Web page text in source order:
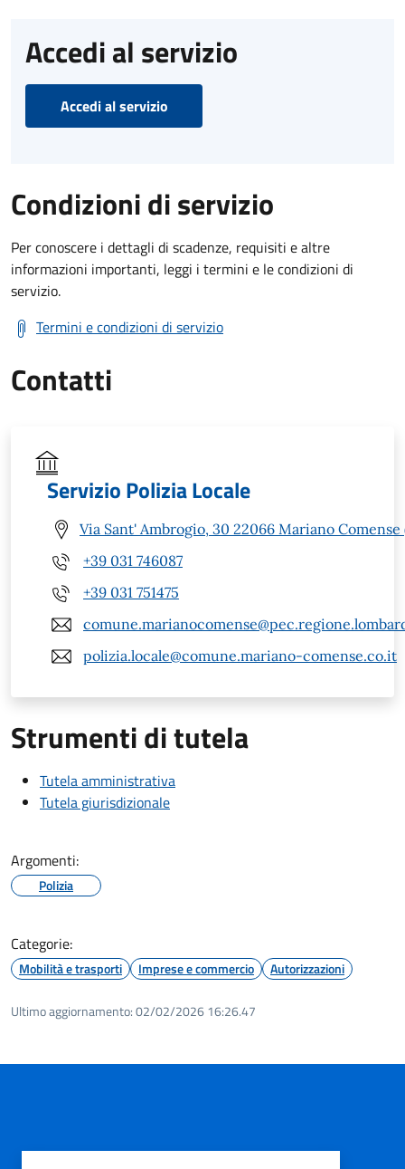
Accedi al servizio
Accedi al servizio
Condizioni di servizio
Per conoscere i dettagli di scadenze, requisiti e altre
informazioni importanti, leggi i termini e le condizioni di
servizio.
Termini e condizioni di servizio
Contatti
Servizio Polizia Locale
Via Sant' Ambrogio, 30 22066 Mariano Comense
+39 031 746087
+39 031 751475
polizia.locale@comune.mariano-comense.co.it
Strumenti di tutela
Tutela amministrativa
Tutela giurisdizionale
Argomenti:
Polizia
Categorie:
Mobilità e trasporti Imprese e commercio Autorizzazioni
Ultimo aggiornamento:02/02/2026 16:26.47